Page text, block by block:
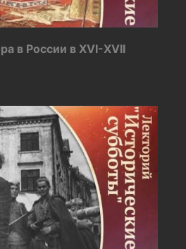
в России в ХVI-ХVII